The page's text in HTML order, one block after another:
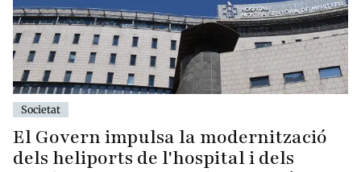
Societat
El Govern impulsa la modernització
dels heliports de l'hospital i dels